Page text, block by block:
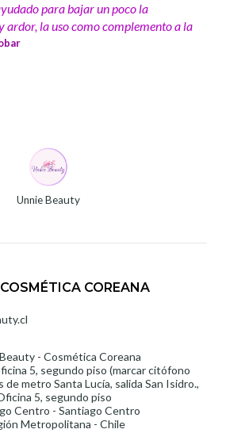
para bajar un poco la
ardor, la uso como complemento a la
de centella asiática (tengo
a diferencia de otros sérum
Unnie Beauty
COREANA
- Cosmética Coreana
5, segundo piso (marcar citófono
de metro Santa Lucía, salida San Isidro.,
5, segundo piso
Centro - Santiago Centro
Metropolitana - Chile